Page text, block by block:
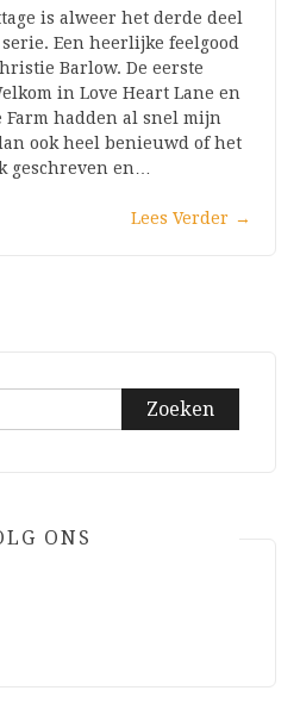
is alweer het derde deel
Een heerlijke feelgood
Barlow. De eerste
in Love Heart Lane en
Farm hadden al snel mijn
ook heel benieuwd of het
geschreven en…
Lees Verder →
ONS